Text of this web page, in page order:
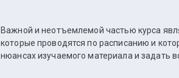
Важной и неотъемлемой частью курса
которые проводятся по расписанию и
нюансах изучаемого материала и задать